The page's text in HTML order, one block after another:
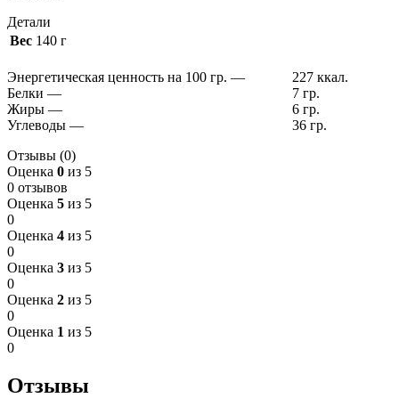
Детали
Вес 140 г
Энергетическая ценность на 100 гр. —
227 ккал.
Белки —
7 гр.
Жиры —
6 гр.
Углеводы —
36 гр.
Отзывы (0)
Оценка 0 из 5
0 отзывов
Оценка 5 из 5
0
Оценка 4 из 5
0
Оценка 3 из 5
0
Оценка 2 из 5
0
Оценка 1 из 5
0
Отзывы